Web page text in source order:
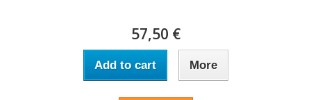
57,50 €
Add to cart More